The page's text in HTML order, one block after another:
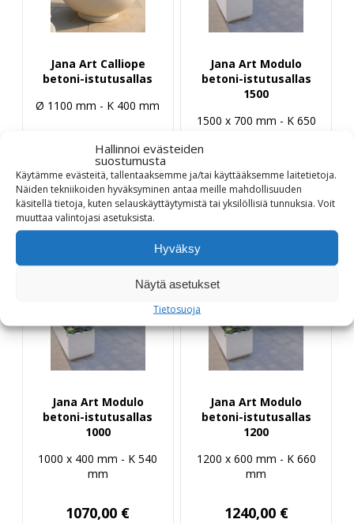
Hallinnoi evästeiden
suostumusta
Käytämme evästeitä, tallentaaksemme ja/tai käyttääksemme laitetietoja.
Näiden tekniikoiden hyväksyminen antaa meille mahdollisuuden
käsitellä tietoja, kuten selauskäyttäytymistä tai yksilöllisiä tunnuksia. Voit
muuttaa valintojasi asetuksista.
Hyväksy
Näytä asetukset
Tietosuoja
Jana Art Calliope
betoni-istutusallas
Ø 1100 mm - K 400 mm
1090,00€
Tuotetiedot
Jana Art Modulo
betoni-istutusallas
1500
1500 x 700 mm - K 650
1410,00€
Jana Art Modulo
betoni-istutusallas
1000
1000 x 400 mm - K 540
mm
1070,00 €
Jana Art Modulo
betoni-istutusallas
1200
1200 x 600 mm - K 660
mm
1240,00 €